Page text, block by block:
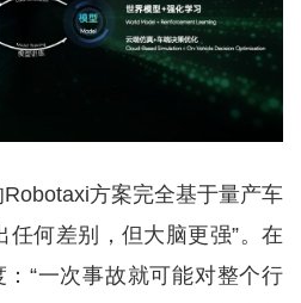
方案完全基于量产车
任何差别，但大脑更强”。在
“一次事故就可能对整个行